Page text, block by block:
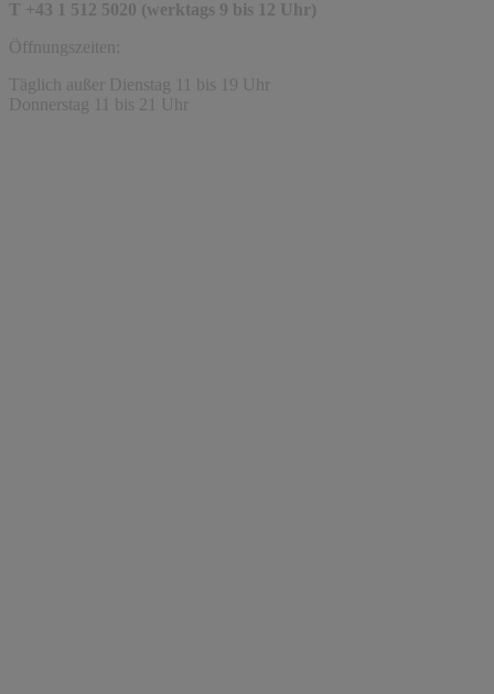
T +43 1 512 5020 (werktags 9 bis 12 Uhr)
Öffnungszeiten:
Täglich außer Dienstag 11 bis 19 Uhr
Donnerstag 11 bis 21 Uhr